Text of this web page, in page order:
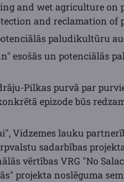
and wet agriculture on
and reclamation of
paludikultūru
esošās un potenciālās
Pilkas purvā par
epizode būs
Vidzemes lauku
sadarbības
vērtības VRG "No
projekta noslēguma